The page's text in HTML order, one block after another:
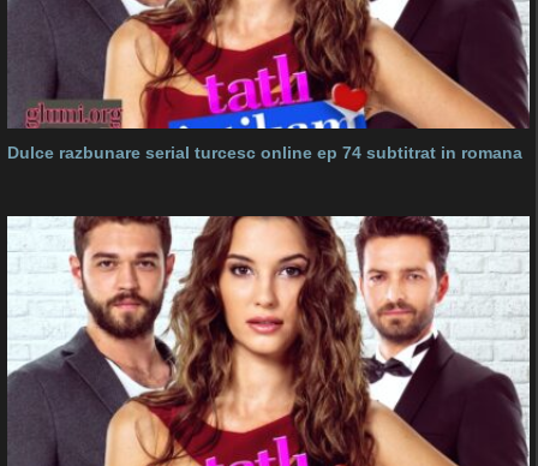
Dulce razbunare serial turcesc online ep 74 subtitrat in romana